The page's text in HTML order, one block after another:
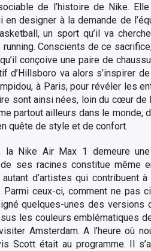
de l’histoire de Nike.
designer à la demande de
un sport qu’il va
Conscients de ce
conçoive une paire de
d’Hillsboro va alors s’inspirer
à Paris, pour révéler les
sont ainsi nées, loin du cœur de
partout ailleurs dans le monde,
quête de style et de confort.
Nike Air Max 1 demeure une
de ses racines constitue même
d’artistes qui contribuent
ceux-ci, comment ne pas
quelques-unes des versions
les couleurs emblématiques
Amsterdam. A l’heure où
Scott était au programme. Il